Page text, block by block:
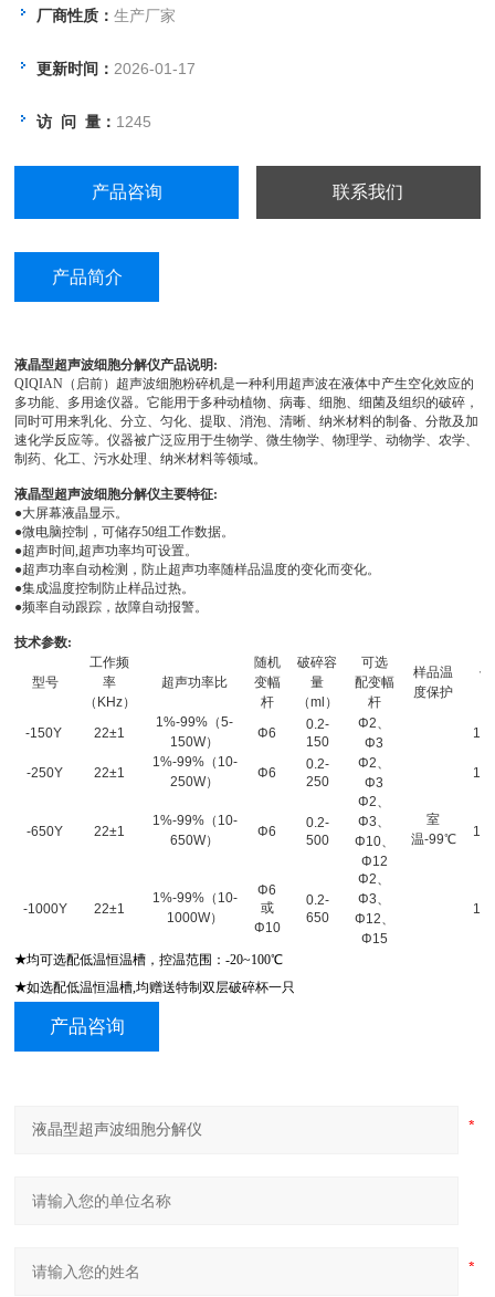
分散及加速化学反应等。
厂商性质：生产厂家
更新时间： 2026-01-17
访 问 量： 1245
产品咨询 联系我们
产品简介
液晶型超声波细胞分解仪产品说明:
QIQIAN（启前） 超声波细胞粉碎机是一种利用超声波在液体中产生空化效应的
多功能、多用途仪器。它能用于多种动植物、病毒、细胞、细菌及组织的破碎，
同时可用来乳化、分立、匀化、提取、消泡、清晰、纳米材料的制备、分散及加
速化学反应等。仪器被广泛应用于生物学、微生物学、物理学、动物学、农学、
制药、化工、污水处理、纳米材料等领域。
液晶型超声波细胞分解仪主要特征:
●大屏幕液晶显示。
●微电脑控制，可储存50组工作数据。
●超声时间,超声功率均可设置。
●超声功率自动检测，防止超声功率随样品温度的变化而变化。
●集成温度控制防止样品过热。
●频率自动跟踪，故障自动报警。
技术参数:
型号
工作频
率
（KHz）
超声功率比
随机
变幅
杆
破碎容
量
（ml）
可选
配变幅
杆
样品温
度保护
-150Y 22±1
1%-99% （5-
150W）
Φ6
0.2-
150
Φ2
Φ3
室
温-99℃
-250Y 22±1
1%-99%（10-
250W）
Φ6
0.2-
250
Φ2
Φ3
-650Y 22±1
1%-99%（10-
650W）
Φ6
0.2-
500
Φ2
Φ3、
Φ10、
Φ12
-1000Y 22±1
1%-99%（10-
1000W）
Φ6
或
Φ10
0.2-
650
Φ2
Φ3、
Φ12、
Φ15
★均可选配低温恒温槽，控温范围：-20~100℃
★如选配低温恒温槽,均赠送特制双层破碎杯一只
产品咨询